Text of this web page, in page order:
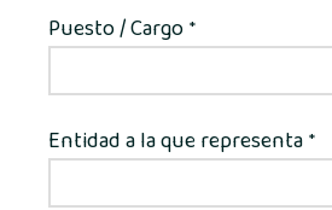
Puesto / Cargo *
Entidad a la que representa *